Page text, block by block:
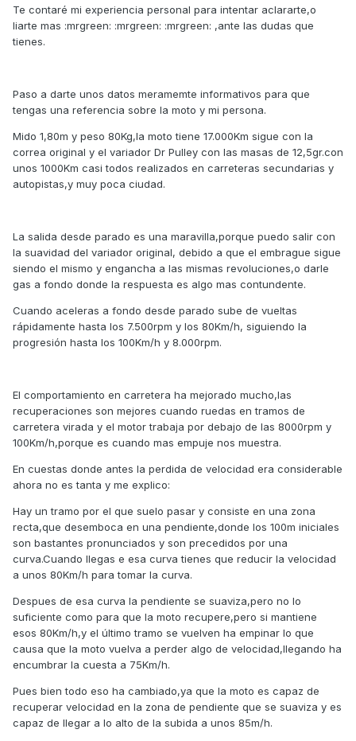
Te contaré mi experiencia personal para intentar aclararte,o
liarte mas :mrgreen: :mrgreen: :mrgreen: ,ante las dudas que
tienes.
Paso a darte unos datos meramemte informativos para que
tengas una referencia sobre la moto y mi persona.
Mido 1,80m y peso 80Kg,la moto tiene 17.000Km sigue con la
correa original y el variador Dr Pulley con las masas de 12,5gr.con
unos 1000Km casi todos realizados en carreteras secundarias y
autopistas,y muy poca ciudad.
La salida desde parado es una maravilla,porque puedo salir con
la suavidad del variador original, debido a que el embrague sigue
siendo el mismo y engancha a las mismas revoluciones,o darle
gas a fondo donde la respuesta es algo mas contundente.
Cuando aceleras a fondo desde parado sube de vueltas
rápidamente hasta los 7.500rpm y los 80Km/h, siguiendo la
progresión hasta los 100Km/h y 8.000rpm.
El comportamiento en carretera ha mejorado mucho,las
recuperaciones son mejores cuando ruedas en tramos de
carretera virada y el motor trabaja por debajo de las 8000rpm y
100Km/h,porque es cuando mas empuje nos muestra.
En cuestas donde antes la perdida de velocidad era considerable
ahora no es tanta y me explico:
Hay un tramo por el que suelo pasar y consiste en una zona
recta,que desemboca en una pendiente,donde los 100m iniciales
son bastantes pronunciados y son precedidos por una
curva.Cuando llegas e esa curva tienes que reducir la velocidad
a unos 80Km/h para tomar la curva.
Despues de esa curva la pendiente se suaviza,pero no lo
suficiente como para que la moto recupere,pero si mantiene
esos 80Km/h,y el último tramo se vuelven ha empinar lo que
causa que la moto vuelva a perder algo de velocidad,llegando ha
encumbrar la cuesta a 75Km/h.
Pues bien todo eso ha cambiado,ya que la moto es capaz de
recuperar velocidad en la zona de pendiente que se suaviza y es
capaz de llegar a lo alto de la subida a unos 85m/h.